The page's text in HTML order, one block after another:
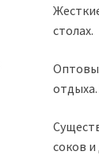
столах.
соков